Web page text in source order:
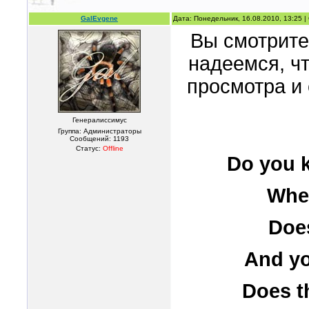
GalEvgene Дата: Понедельник, 16.08.2010, 13:25
Генералиссимус
Группа: Администраторы
Сообщений: 1193
Статус: Offline
Вы
надеемся,
просмотра
Do you
And
Does